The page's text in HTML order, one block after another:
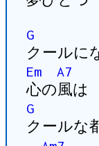
G
クールに
Em
A7
心の風は
G
クールな